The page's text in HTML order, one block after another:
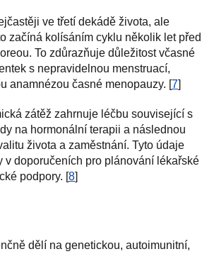
ve třetí dekádě života, ale
začíná kolísáním cyklu několik let před
To zdůrazňuje důležitost včasné
s nepravidelnou menstruací,
anamnézou časné menopauzy. [7]
zátěž zahrnuje léčbu související s
na hormonální terapii a následnou
života a zaměstnání. Tyto údaje
v doporučeních pro plánování lékařské
podpory. [8]
dělí na genetickou, autoimunitní,